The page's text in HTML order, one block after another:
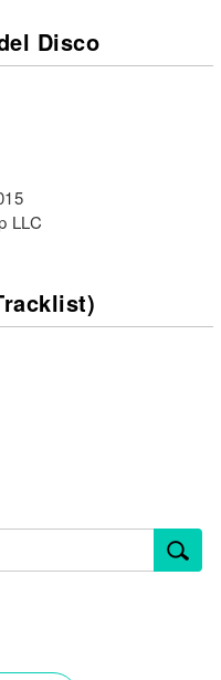
Disco
LLC